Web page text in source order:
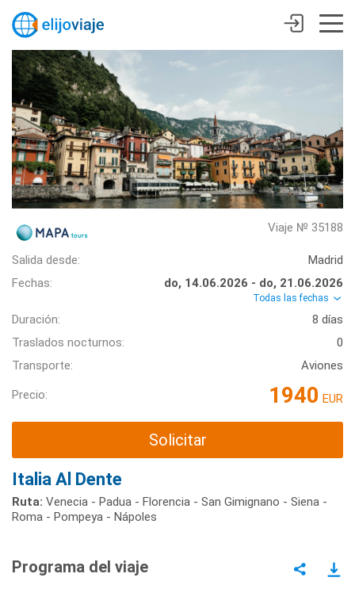
Viaje № 35188
Salida desde:
Madrid
Fechas:
do, 14.06.2026 - do, 21.06.2026
Todas las fechas
Duración:
8 días
Traslados nocturnos:
0
Transporte:
Aviones
Precio: 1940 EUR
Solicitar
Italia Al Dente
Ruta: Venecia - Padua - Florencia - San Gimignano - Siena -
Roma - Pompeya - Nápoles
Programa del viaje